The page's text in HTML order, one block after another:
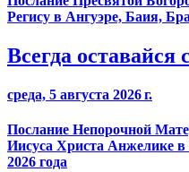
Регису в Ангуэре, Баия,
Всегда оставайся
среда, 5 августа 2026 г.
Послание Непорочной
Иисуса Христа Анжелике в
2026 года